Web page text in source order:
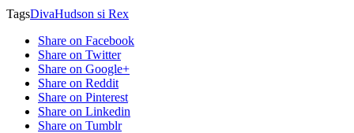
TagsDivaHudson si Rex
Share on Facebook
Share on Twitter
Share on Google+
Share on Reddit
Share on Pinterest
Share on Linkedin
Share on Tumblr